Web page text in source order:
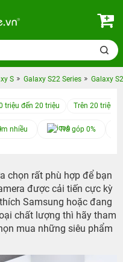
S Galaxy S22 Series Galaxy
triệu đến 20 triệu Trên 20 triệu
nhiều Trả góp 0%
chọn rất phù hợp để bạn
được cải tiến cực kỳ
Samsung hoặc đang
chất lượng thì hãy tham
mua những siêu phẩm